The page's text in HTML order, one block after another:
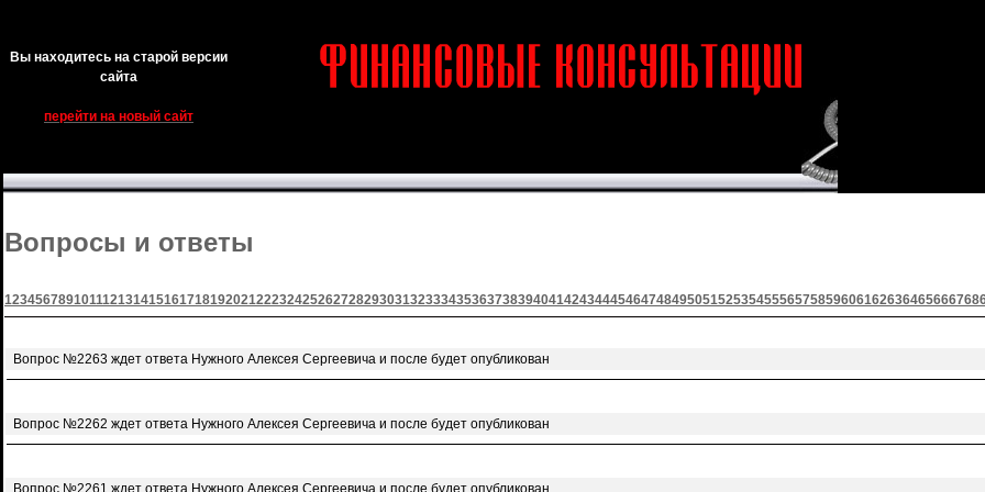
Вы находитесь на старой версии
сайта
перейти на новый сайт
Вопросы и ответы
1234567891011121314151617181920212223242526272829303132333435363738394041424344454647484950515253545556575859606162636465666768
Вопрос №2263 ждет ответа Нужного Алексея Сергеевича и после будет опубликован
Вопрос №2262 ждет ответа Нужного Алексея Сергеевича и после будет опубликован
Вопрос №2261 ждет ответа Нужного Алексея Сергеевича и после будет опубликован